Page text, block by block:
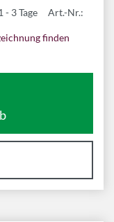
- 3 Tage
Art.-Nr.:
finden